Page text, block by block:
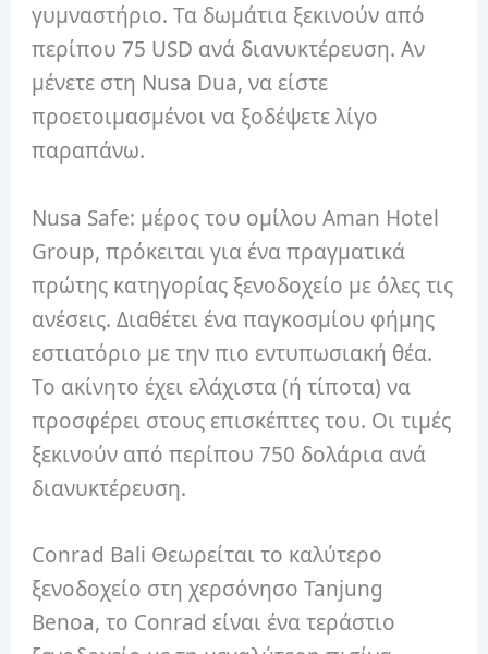
γυμναστήριο. Τα δωμάτια ξεκινούν από
περίπου 75 USD ανά διανυκτέρευση. Αν
μένετε στη Nusa Dua, να είστε
προετοιμασμένοι να ξοδέψετε λίγο
παραπάνω.
Nusa Safe: μέρος του ομίλου Aman Hotel
Group, πρόκειται για ένα πραγματικά
πρώτης κατηγορίας ξενοδοχείο με όλες τις
ανέσεις. Διαθέτει ένα παγκοσμίου φήμης
εστιατόριο με την πιο εντυπωσιακή θέα.
Το ακίνητο έχει ελάχιστα (ή τίποτα) να
προσφέρει στους επισκέπτες του. Οι τιμές
ξεκινούν από περίπου 750 δολάρια ανά
διανυκτέρευση.
Conrad Bali Θεωρείται το καλύτερο
ξενοδοχείο στη χερσόνησο Tanjung
Benoa, το Conrad είναι ένα τεράστιο